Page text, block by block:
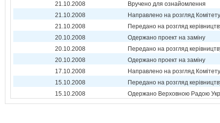
21.10.2008
Вручено для ознайомлення
21.10.2008
Направлено на розгляд Комітету
21.10.2008
Передано на розгляд
20.10.2008
Одержано проект на заміну
20.10.2008
Передано на розгляд
20.10.2008
Одержано проект на заміну
17.10.2008
Направлено на розгляд Комітету
15.10.2008
Передано на розгляд
15.10.2008
Одержано Верховною Радою